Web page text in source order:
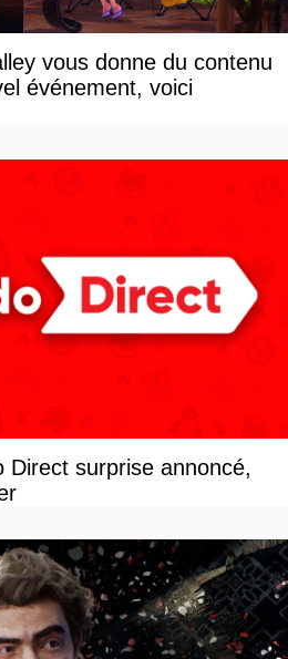
vous donne du contenu
événement, voici
Direct surprise annoncé,